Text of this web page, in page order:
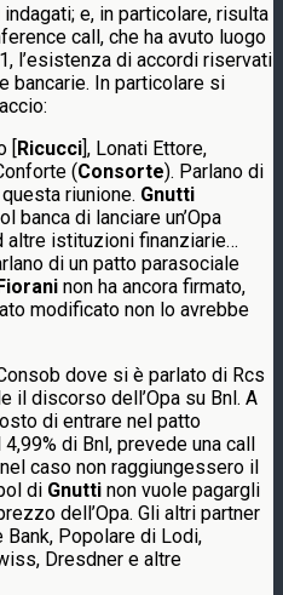
e, in particolare, risulta
call, che ha avuto luogo
l’esistenza di accordi riservati
bancarie. In particolare si
[Ricucci], Lonati Ettore,
(Consorte). Parlano di
riunione. Gnutti
banca di lanciare un’Opa
altre istituzioni finanziarie…
di un patto parasociale
non ha ancora firmato,
modificato non lo avrebbe
dove si è parlato di Rcs
il discorso dell’Opa su Bnl. A
di entrare nel patto
di Bnl, prevede una call
caso non raggiungessero il
di Gnutti non vuole pagargli
dell’Opa. Gli altri partner
Popolare di Lodi,
Dresdner e altre